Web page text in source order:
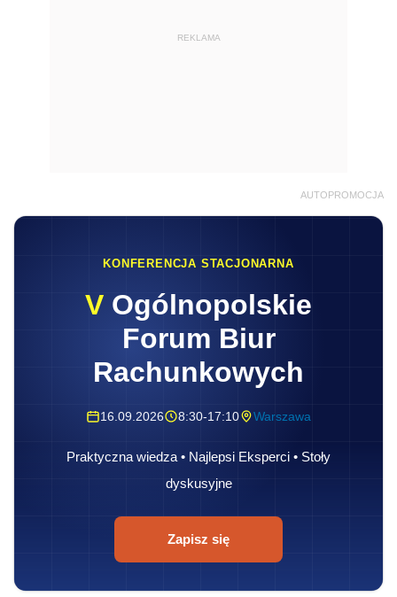
REKLAMA
AUTOPROMOCJA
KONFERENCJA STACJONARNA
V Ogólnopolskie
Forum Biur
Rachunkowych
16.09.2026 8:30-17:10 Warszawa
Praktyczna wiedza • Najlepsi Eksperci • Stoły
dyskusyjne
Zapisz się